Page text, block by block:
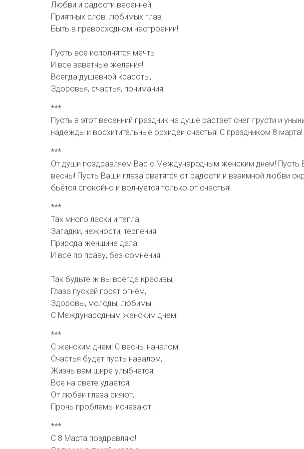
Любви и радости весенней,
Приятных слов, любимых глаз,
Быть в превосходном настроении!
Пусть все исполнятся мечты
И все заветные желания!
Всегда душевной красоты,
Здоровья, счастья, понимания!
***
Пусть в этот весенний праздник на душе растает снег грусти и
надежды и восхитительные орхидеи счастья! С праздником 8 марта!
***
От души поздравляем Вас с Международным женским днем! Пусть
весны! Пусть Ваши глаза светятся от радости и взаимной
бьётся спокойно и волнуется только от счастья!
***
Так много ласки и тепла,
Загадки, нежности, терпения
Природа женщине дала.
И всё по праву, без сомнения!
Так будьте ж вы всегда красивы,
Глаза пускай горят огнём,
Здоровы, молоды, любимы.
С Международным женским днем!
***
С женским днем! С весны началом!
Счастья будет пусть навалом,
Жизнь вам шире улыбнется,
Все на свете удается,
От любви глаза сияют,
Прочь проблемы исчезают.
***
С 8 Марта поздравляю!